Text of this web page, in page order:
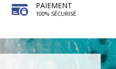
PAIEMENT
100% SÉCURISÉ